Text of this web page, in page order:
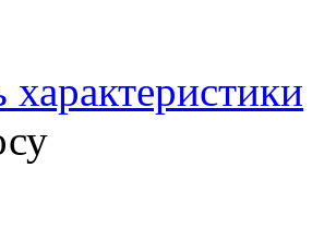
характеристики